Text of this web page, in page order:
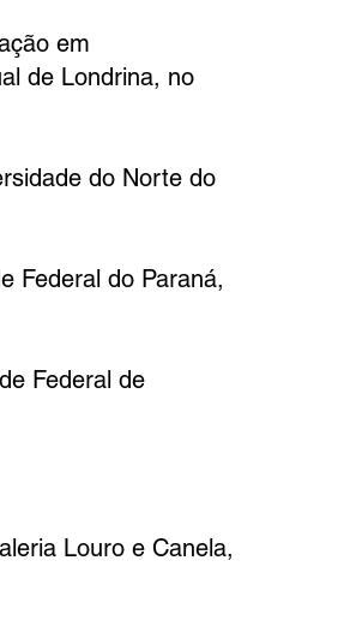
em
de Londrina, no
do Norte do
Federal do Paraná,
Federal de
Louro e Canela,